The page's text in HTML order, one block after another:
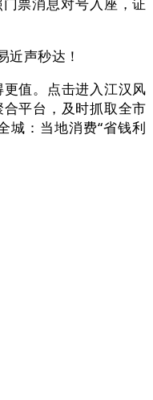
声秒达！
值。点击进入江汉风
平台，及时抓取全市
城：当地消费“省钱利